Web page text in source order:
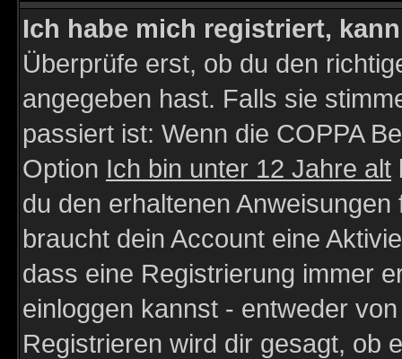
Ich habe mich registriert,
Überprüfe erst, ob du den
angegeben hast. Falls sie
passiert ist: Wenn die COPPA
Option Ich bin unter 12 Jahre alt
du den erhaltenen
braucht dein Account eine
dass eine Registrierung immer
einloggen kannst - entweder
Registrieren wird dir gesagt, ob